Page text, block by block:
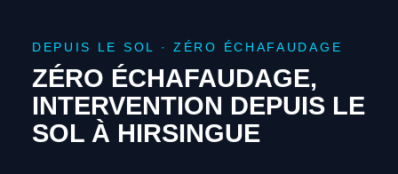
DEPUIS LE SOL · ZÉRO ÉCHAFAUDAGE
ZÉRO ÉCHAFAUDAGE,
INTERVENTION DEPUIS LE
SOL À HIRSINGUE